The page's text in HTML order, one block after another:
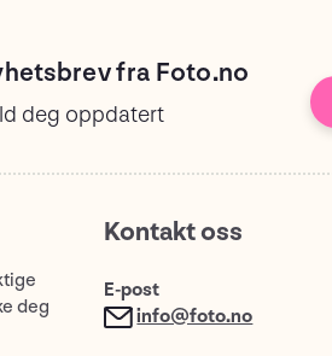
fra Foto.no
deg oppdatert
deg
Kontakt oss
E-post
info@foto.no